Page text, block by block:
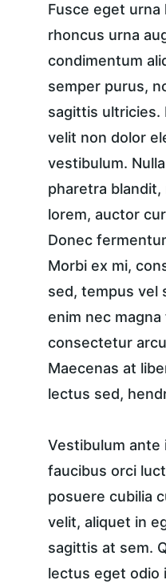
Fusce eget urna
rhoncus urna
condimentum
semper purus,
sagittis ultricies.
velit non dolor
vestibulum.
pharetra
lorem, auctor
Donec
Morbi ex mi,
sed, tempus vel
enim nec
consectetur
Maecenas at
lectus sed,
Vestibulum ante
faucibus orci
posuere cubilia
velit, aliquet in
sagittis at sem.
lectus eget odio